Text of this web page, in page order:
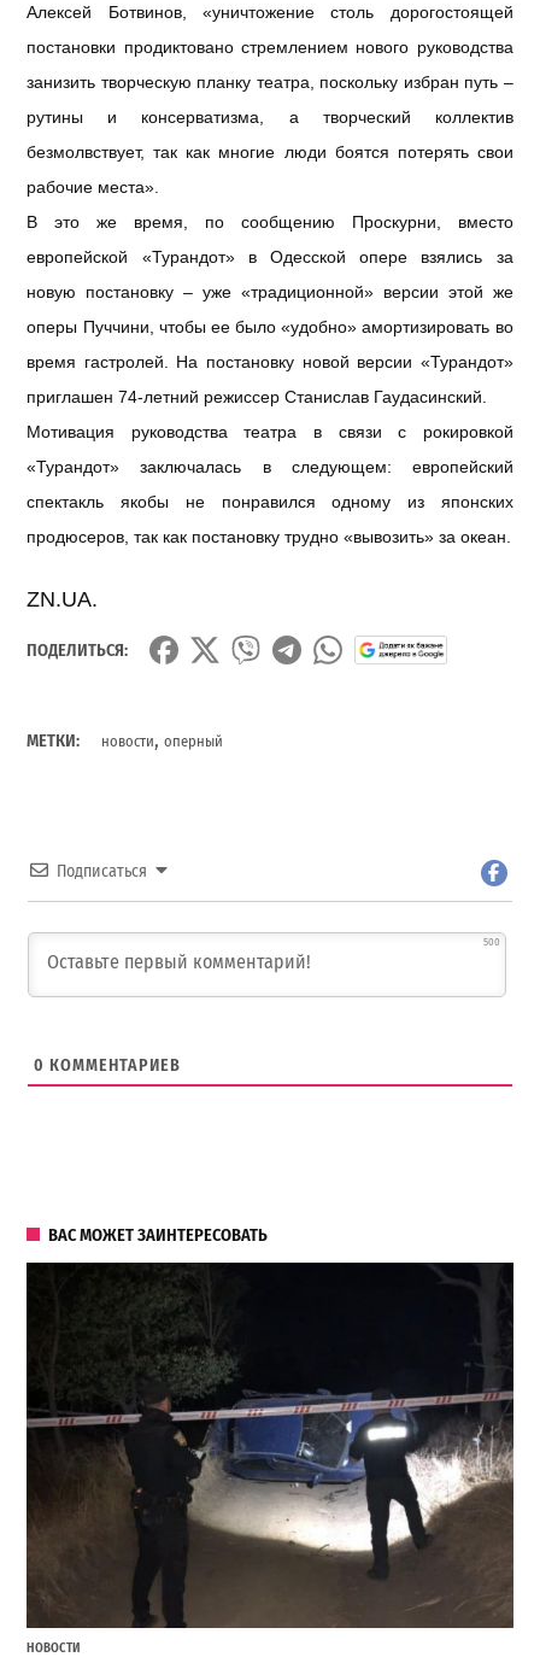
Алексей Ботвинов, «уничтожение столь дорогостоящей
постановки продиктовано стремлением нового руководства
занизить творческую планку театра, поскольку избран путь –
рутины и консерватизма, а творческий коллектив
безмолвствует, так как многие люди боятся потерять свои
рабочие места».
В это же время, по сообщению Проскурни, вместо
европейской «Турандот» в Одесской опере взялись за
новую постановку – уже «традиционной» версии этой же
оперы Пуччини, чтобы ее было «удобно» амортизировать во
время гастролей. На постановку новой версии «Турандот»
приглашен 74-летний режиссер Станислав Гаудасинский.
Мотивация руководства театра в связи с рокировкой
«Турандот» заключалась в следующем: европейский
спектакль якобы не понравился одному из японских
продюсеров, так как постановку трудно «вывозить» за океан.
ZN.UA.
ПОДЕЛИТЬСЯ:
МЕТКИ: новости,оперный
Подписаться
500
0 КОММЕНТАРИЕВ
ВАС МОЖЕТ ЗАИНТЕРЕСОВАТЬ
НОВОСТИ